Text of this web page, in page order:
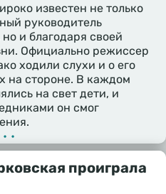
известен не только
руководитель
и благодаря своей
Официально режиссер
ходили слухи и о его
на стороне. В каждом
на свет дети, и
он смог
проиграла